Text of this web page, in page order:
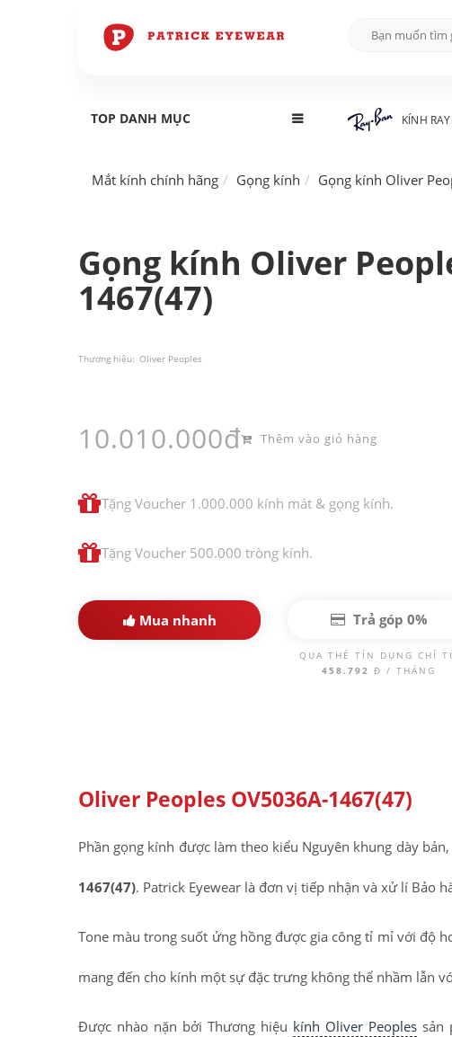
TOP DANH MỤC KÍNH
Mắt kính chính hãng Gọng kính Gọng kính Oliver
Gọng kính Oliver
1467(47)
Thương hiệu: Oliver Peoples
10.010.000đ Thêm vào giỏ hàng
Tặng Voucher 1.000.000 kính mát & gọng kính.
Tặng Voucher 500.000 tròng kính.
Mua nhanh Trả góp 0%
QUA THẺ TÍN DỤNG CHỈ
458.792Đ / THÁNG
Oliver Peoples OV5036A-1467(47)
Phần gọng kính được làm theo kiểu Nguyên khung dày
1467(47). Patrick Eyewear là đơn vị tiếp nhận và xử lí Bảo
Tone màu trong suốt ửng hồng được gia công tỉ mỉ với độ
mang đến cho kính một sự đặc trưng không thể nhầm lẫn
Được nhào nặn bởi Thương hiệu kính Oliver Peoplessản